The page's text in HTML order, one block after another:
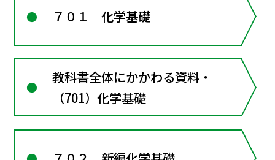
７０１ 化学基礎
教科書全体にかかわる資料・
（701）化学基礎